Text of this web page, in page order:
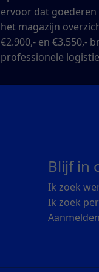
ervoor dat
het magazijn
€2.900,- en €3.550,-
professionele
Blijf in
Ik zoek
Ik zoek